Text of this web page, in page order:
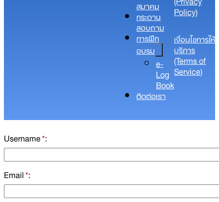
สมาคม
กระดาน
สอบถาม
การฝึก
อบรม
e-
Log
Book
ติดต่อเรา
Policy)​
เงื่อนไขการให้
บริการ
(Terms of
Service)
Username*
Email*